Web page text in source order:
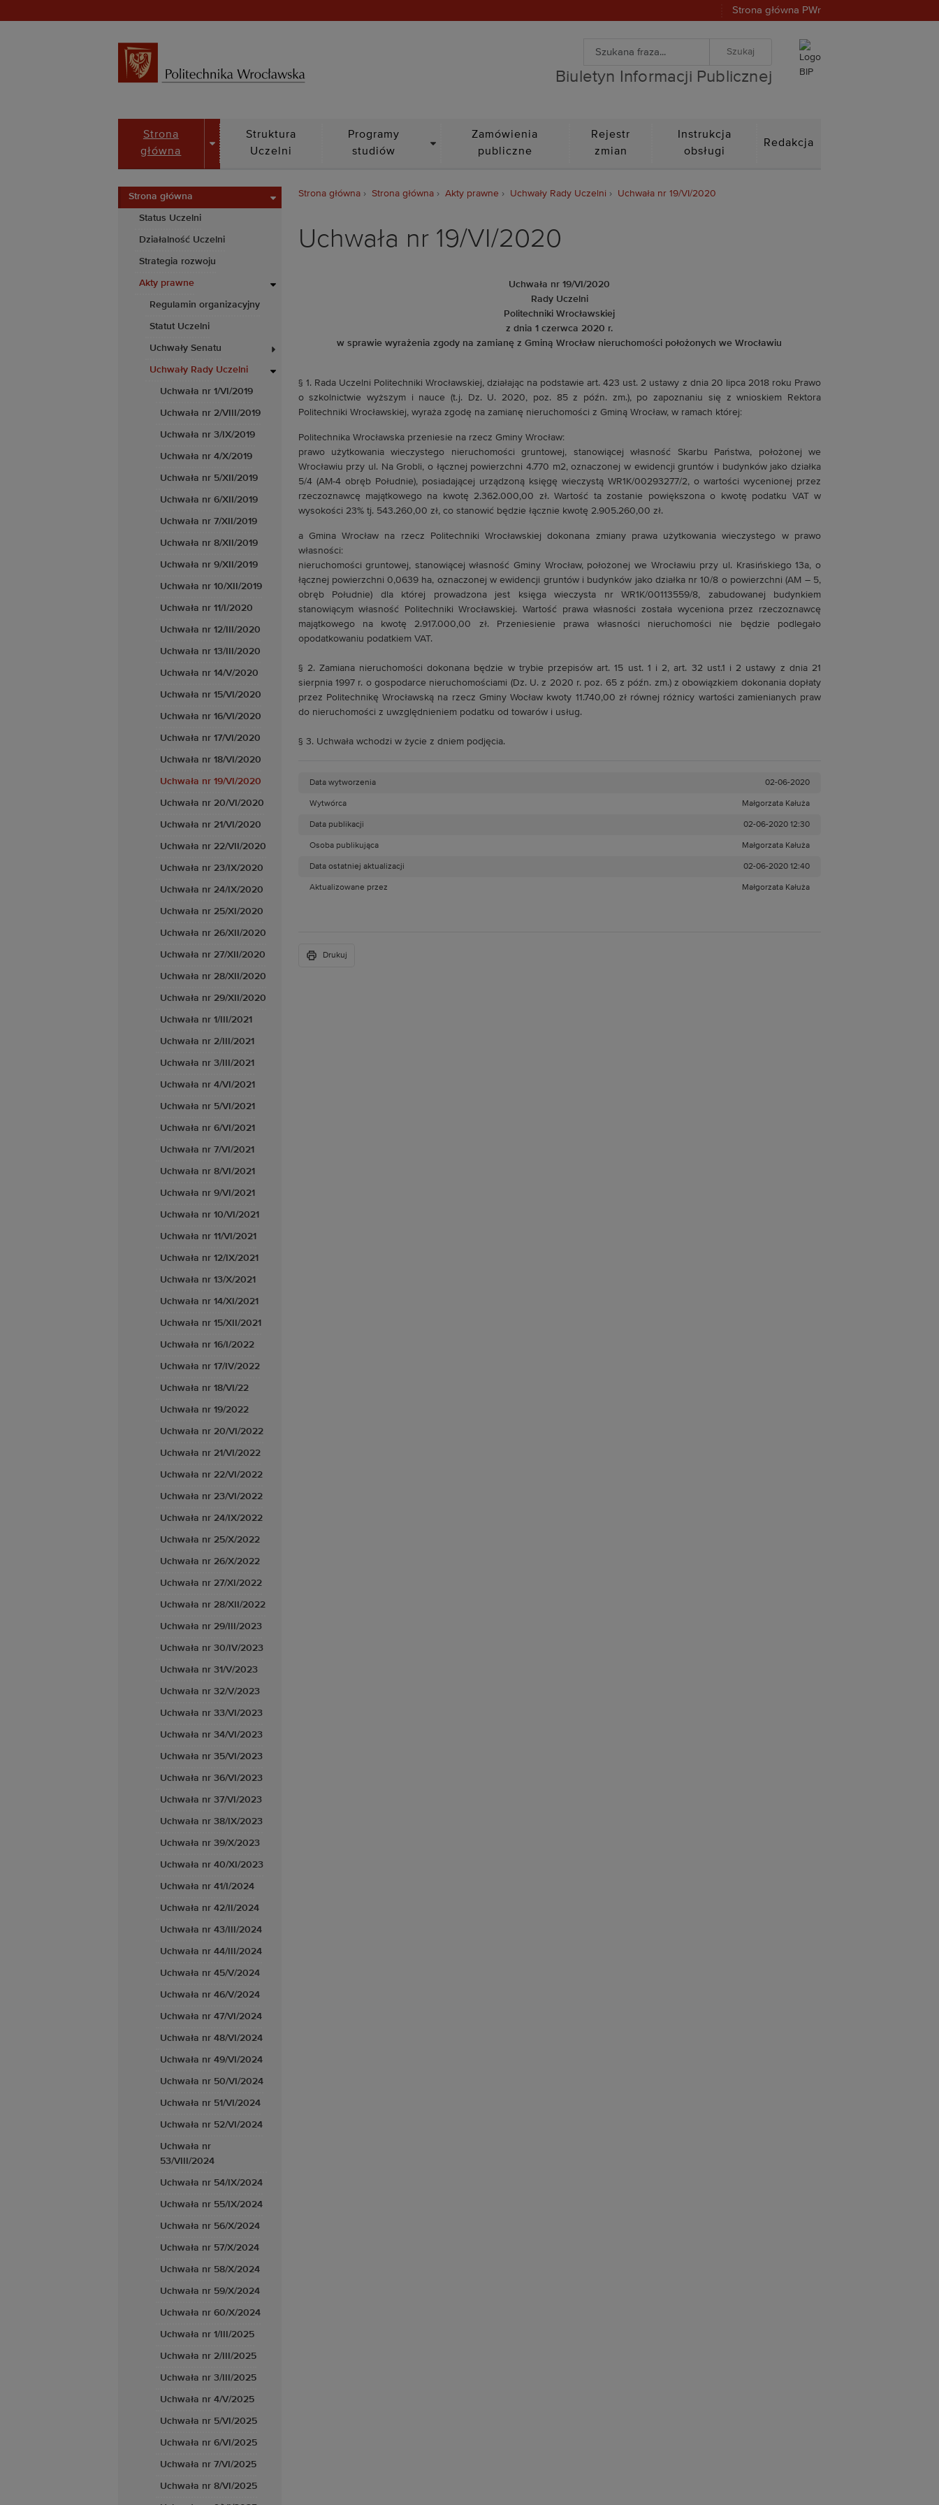
Strona główna PWr
Biuletyn Informacji Publicznej
Wyszukiwarka
Wyszukiwanie zaawansowane
Biuletyn Informacji Publicznej
Strona
główna
DROPDOWN
Struktura
Uczelni
Programy
studiów
Zamówienia
publiczne
Rejestr
zmian
Instrukcja
obsługi
Redakcja
Strona główna
Status Uczelni
Działalność Uczelni
Strategia rozwoju
Akty prawne
Regulamin organizacyjny
Statut Uczelni
Uchwały Senatu
Uchwały Rady Uczelni
Uchwała nr 1/VI/2019
Uchwała nr 2/VIII/2019
Uchwała nr 3/IX/2019
Uchwała nr 4/X/2019
Uchwała nr 5/XII/2019
Uchwała nr 6/XII/2019
Uchwała nr 7/XII/2019
Uchwała nr 8/XII/2019
Uchwała nr 9/XII/2019
Uchwała nr 10/XII/2019
Uchwała nr 11/I/2020
Uchwała nr 12/III/2020
Uchwała nr 13/III/2020
Uchwała nr 14/V/2020
Uchwała nr 15/VI/2020
Uchwała nr 16/VI/2020
Uchwała nr 17/VI/2020
Uchwała nr 18/VI/2020
Uchwała nr 19/VI/2020
Uchwała nr 20/VI/2020
Uchwała nr 21/VI/2020
Uchwała nr 22/VII/2020
Uchwała nr 23/IX/2020
Uchwała nr 24/IX/2020
Uchwała nr 25/XI/2020
Uchwała nr 26/XII/2020
Uchwała nr 27/XII/2020
Uchwała nr 28/XII/2020
Uchwała nr 29/XII/2020
Uchwała nr 1/III/2021
Uchwała nr 2/III/2021
Uchwała nr 3/III/2021
Uchwała nr 4/VI/2021
Uchwała nr 5/VI/2021
Uchwała nr 6/VI/2021
Uchwała nr 7/VI/2021
Uchwała nr 8/VI/2021
Uchwała nr 9/VI/2021
Uchwała nr 10/VI/2021
Uchwała nr 11/VI/2021
Uchwała nr 12/IX/2021
Uchwała nr 13/X/2021
Uchwała nr 14/XI/2021
Uchwała nr 15/XII/2021
Uchwała nr 16/I/2022
Uchwała nr 17/IV/2022
Uchwała nr 18/VI/22
Uchwała nr 19/2022
Uchwała nr 20/VI/2022
Uchwała nr 21/VI/2022
Uchwała nr 22/VI/2022
Uchwała nr 23/VI/2022
Uchwała nr 24/IX/2022
Uchwała nr 25/X/2022
Uchwała nr 26/X/2022
Uchwała nr 27/XI/2022
Uchwała nr 28/XII/2022
Uchwała nr 29/III/2023
Uchwała nr 30/IV/2023
Uchwała nr 31/V/2023
Uchwała nr 32/V/2023
Uchwała nr 33/VI/2023
Uchwała nr 34/VI/2023
Uchwała nr 35/VI/2023
Uchwała nr 36/VI/2023
Uchwała nr 37/VI/2023
Uchwała nr 38/IX/2023
Uchwała nr 39/X/2023
Uchwała nr 40/XI/2023
Uchwała nr 41/I/2024
Uchwała nr 42/II/2024
Uchwała nr 43/III/2024
Uchwała nr 44/III/2024
Uchwała nr 45/V/2024
Uchwała nr 46/V/2024
Uchwała nr 47/VI/2024
Uchwała nr 48/VI/2024
Uchwała nr 49/VI/2024
Uchwała nr 50/VI/2024
Uchwała nr 51/VI/2024
Uchwała nr 52/VI/2024
Uchwała nr
53/VIII/2024
Uchwała nr 54/IX/2024
Uchwała nr 55/IX/2024
Uchwała nr 56/X/2024
Uchwała nr 57/X/2024
Uchwała nr 58/X/2024
Uchwała nr 59/X/2024
Uchwała nr 60/X/2024
Uchwała nr 1/III/2025
Uchwała nr 2/III/2025
Uchwała nr 3/III/2025
Uchwała nr 4/V/2025
Uchwała nr 5/VI/2025
Uchwała nr 6/VI/2025
Uchwała nr 7/VI/2025
Uchwała nr 8/VI/2025
Strona główna Strona główna Akty prawne Uchwały Rady Uczelni Uchwała nr 19/VI/2020
Uchwała nr 19/VI/2020
Uchwała nr 19/VI/2020
Rady Uczelni
Politechniki Wrocławskiej
z dnia 1 czerwca 2020 r.
w sprawie wyrażenia zgody na zamianę z Gminą Wrocław nieruchomości położonych we Wrocławiu
§ 1. Rada Uczelni Politechniki Wrocławskiej, działając na podstawie art. 423 ust. 2 ustawy z dnia 20 lipca 2018 roku Prawo
o szkolnictwie wyższym i nauce (t.j. Dz. U. 2020, poz. 85 z późn. zm.), po zapoznaniu się z wnioskiem Rektora
Politechniki Wrocławskiej, wyraża zgodę na zamianę nieruchomości z Gminą Wrocław, w ramach której:
Politechnika Wrocławska przeniesie na rzecz Gminy Wrocław:
prawo użytkowania wieczystego nieruchomości gruntowej, stanowiącej własność Skarbu Państwa, położonej we
Wrocławiu przy ul. Na Grobli, o łącznej powierzchni 4.770 m2, oznaczonej w ewidencji gruntów i budynków jako działka
5/4 (AM-4 obręb Południe), posiadającej urządzoną księgę wieczystą WR1K/00293277/2, o wartości wycenionej przez
rzeczoznawcę majątkowego na kwotę 2.362.000,00 zł. Wartość ta zostanie powiększona o kwotę podatku VAT w
wysokości 23% tj. 543.260,00 zł, co stanowić będzie łącznie kwotę 2.905.260,00 zł.
a Gmina Wrocław na rzecz Politechniki Wrocławskiej dokonana zmiany prawa użytkowania wieczystego w prawo
własności:
nieruchomości gruntowej, stanowiącej własność Gminy Wrocław, położonej we Wrocławiu przy ul. Krasińskiego 13a, o
łącznej powierzchni 0,0639 ha, oznaczonej w ewidencji gruntów i budynków jako działka nr 10/8 o powierzchni (AM – 5,
obręb Południe) dla której prowadzona jest księga wieczysta nr WR1K/00113559/8, zabudowanej budynkiem
stanowiącym własność Politechniki Wrocławskiej. Wartość prawa własności została wyceniona przez rzeczoznawcę
majątkowego na kwotę 2.917.000,00 zł. Przeniesienie prawa własności nieruchomości nie będzie podlegało
opodatkowaniu podatkiem VAT.
§ 2. Zamiana nieruchomości dokonana będzie w trybie przepisów art. 15 ust. 1 i 2, art. 32 ust.1 i 2 ustawy z dnia 21
sierpnia 1997 r. o gospodarce nieruchomościami (Dz. U. z 2020 r. poz. 65 z późn. zm.) z obowiązkiem dokonania dopłaty
przez Politechnikę Wrocławską na rzecz Gminy Wocław kwoty 11.740,00 zł równej różnicy wartości zamienianych praw
do nieruchomości z uwzględnieniem podatku od towarów i usług.
§ 3. Uchwała wchodzi w życie z dniem podjęcia.
Data wytworzenia 02-06-2020
Wytwórca Małgorzata Kałuża
Data publikacji 02-06-2020 12:30
Osoba publikująca Małgorzata Kałuża
Data ostatniej aktualizacji 02-06-2020 12:40
Aktualizowane przez Małgorzata Kałuża
Drukuj